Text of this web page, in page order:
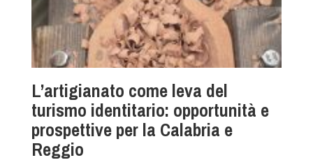
L’artigianato come leva del
turismo identitario: opportunità e
prospettive per la Calabria e
Reggio